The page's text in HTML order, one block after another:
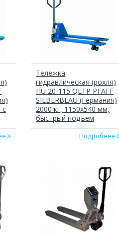
с
Тележка
гидравлическая (рохля)
HU 20-115 QLTP PFAFF
SILBERBLAU (Германия)
2000 кг, 1150х540 мм,
быстрый подъём
Подробнее